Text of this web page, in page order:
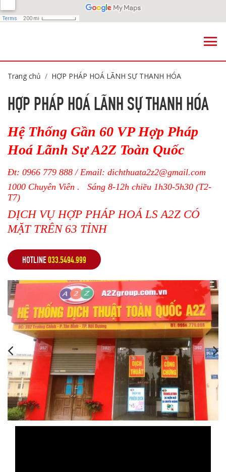
Trang chủ HỢP PHÁP HOÁ LÃNH SỰ THANH HÓA
HỢP PHÁP HOÁ LÃNH SỰ THANH HÓA
Hệ Thống Gần 60 VP Hợp Pháp
Hoá Lãnh Sự A2Z Toàn Quốc
Đt: 0966 779 888 / Email: dichthuata2z2@gmail.com
1000 Chuyên Viên . Sáng 8-12h chiều 1h30-5h30 (T2-
T7)
DỊCH VỤ HỢP PHÁP HOÁ LS A2Z CÓ
MẶT TRÊN 63 TỈNH
HOTLINE033.5494.999
,,,,,,,